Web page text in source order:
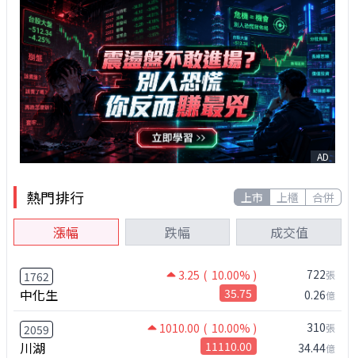
AD
熱門排行 上市 上櫃 合併
漲幅 跌幅 成交值
1762 3.25 ( 10.00% )
中化生 35.75
722張
0.26億
2059 1010.00 ( 10.00% )
川湖 11110.00
310張
34.44億